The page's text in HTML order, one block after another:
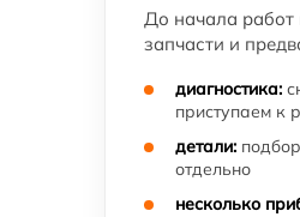
До начала работ
запчасти и
диагностика:
приступаем к
детали:
отдельно
несколько